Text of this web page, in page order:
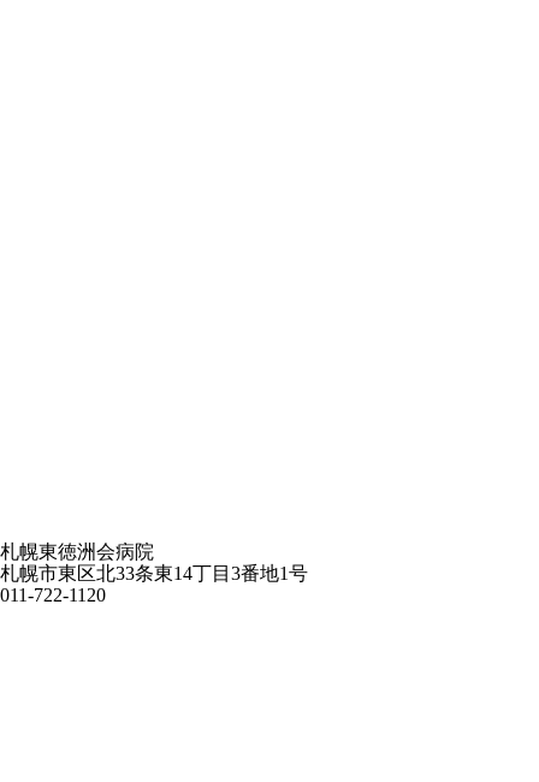
札幌東徳洲会病院
札幌市東区北33条東14丁目3番地1号
011-722-1120